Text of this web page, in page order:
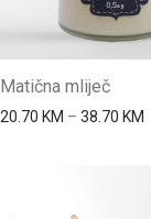
Matična mliječ
20.70 KM – 38.70 KM